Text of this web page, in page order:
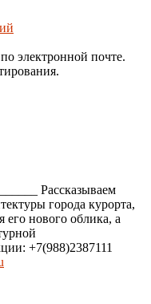
электронной почте.
Рассказываем
города курорта,
нового облика, а
+7(988)2387111